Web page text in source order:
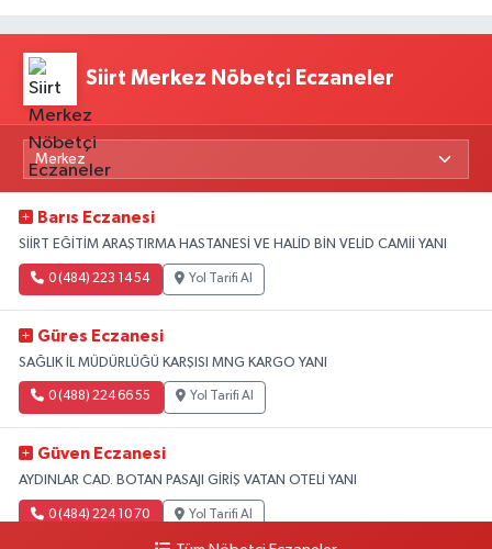
Siirt Merkez Nöbetçi Eczaneler
Barıs Eczanesi
SİİRT EĞİTİM ARAŞTIRMA HASTANESİ VE HALİD BİN VELİD CAMİİ YANI
0 (484) 223 14 54 Yol Tarifi Al
Güres Eczanesi
SAĞLIK İL MÜDÜRLÜĞÜ KARŞISI MNG KARGO YANI
0 (488) 224 66 55 Yol Tarifi Al
Güven Eczanesi
AYDINLAR CAD. BOTAN PASAJI GİRİŞ VATAN OTELİ YANI
0 (484) 224 10 70 Yol Tarifi Al